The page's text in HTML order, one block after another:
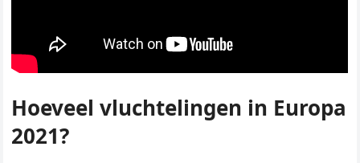
Hoeveel vluchtelingen in Europa
2021?